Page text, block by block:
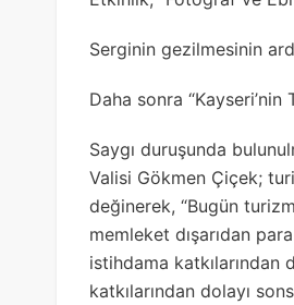
Serginin gezilmesinin
Daha sonra
Saygı duruşunda
Valisi Gökmen Çiçek;
değinerek, “Bugün
memleket dışarıdan
istihdama
katkılarından dolayı